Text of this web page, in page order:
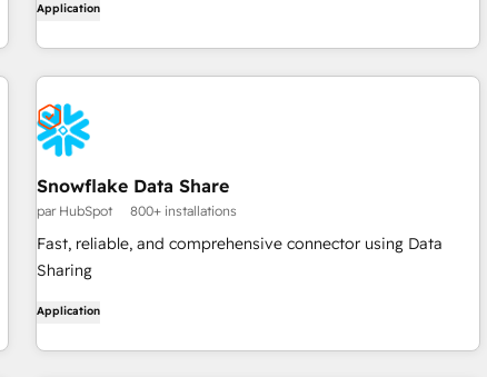
Application
Snowflake Data Share
par HubSpot 800+ installations
Fast, reliable, and comprehensive connector using Data
Sharing
Application